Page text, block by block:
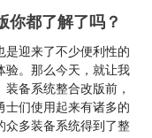
你都了解了吗？
迎来了不少便利性的
验。那么今天，就让我
备系统整合改版前，
们使用起来有诸多的
众多装备系统得到了整